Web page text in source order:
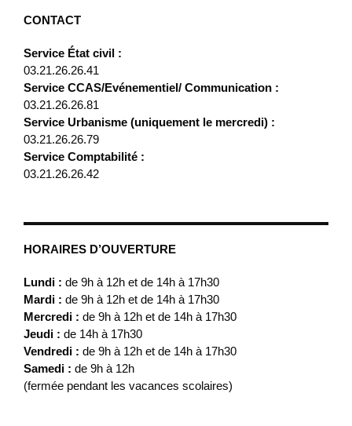
CONTACT
Service État civil :
03.21.26.26.41
Service CCAS/Evénementiel/ Communication :
03.21.26.26.81
Service Urbanisme (uniquement le mercredi) :
03.21.26.26.79
Service Comptabilité :
03.21.26.26.42
HORAIRES D’OUVERTURE
Lundi : de 9h à 12h et de 14h à 17h30
Mardi : de 9h à 12h et de 14h à 17h30
Mercredi : de 9h à 12h et de 14h à 17h30
Jeudi : de 14h à 17h30
Vendredi : de 9h à 12h et de 14h à 17h30
Samedi : de 9h à 12h
(fermée pendant les vacances scolaires)